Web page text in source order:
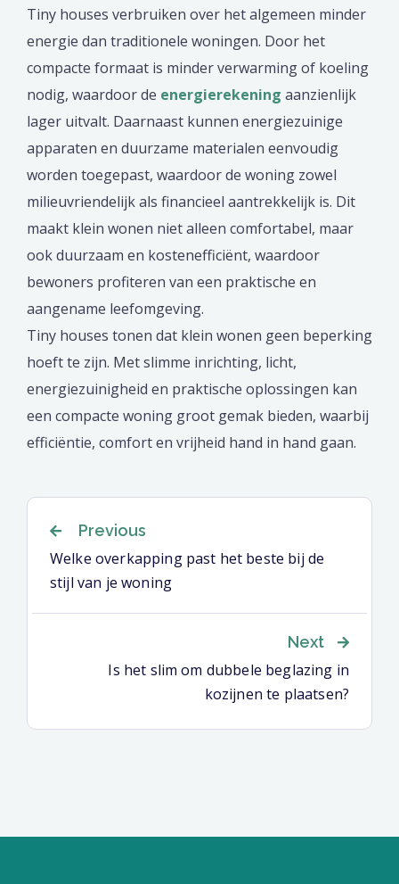
Tiny houses verbruiken over het algemeen minder
energie dan traditionele woningen. Door het
compacte formaat is minder verwarming of koeling
nodig, waardoor de energierekening aanzienlijk
lager uitvalt. Daarnaast kunnen energiezuinige
apparaten en duurzame materialen eenvoudig
worden toegepast, waardoor de woning zowel
milieuvriendelijk als financieel aantrekkelijk is. Dit
maakt klein wonen niet alleen comfortabel, maar
ook duurzaam en kostenefficiënt, waardoor
bewoners profiteren van een praktische en
aangename leefomgeving.
Tiny houses tonen dat klein wonen geen beperking
hoeft te zijn. Met slimme inrichting, licht,
energiezuinigheid en praktische oplossingen kan
een compacte woning groot gemak bieden, waarbij
efficiëntie, comfort en vrijheid hand in hand gaan.
Berichtnavigatie
Previous
Welke overkapping past het beste bij de
stijl van je woning
Next
Is het slim om dubbele beglazing in
kozijnen te plaatsen?